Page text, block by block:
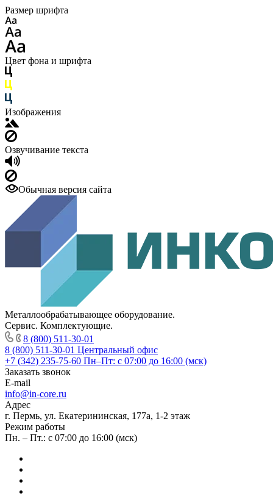
Размер шрифта
Цвет фона и шрифта
Изображения
Озвучивание текста
Обычная версия сайта
Металлообрабатывающее оборудование.
Сервис. Комплектующие.
8 (800) 511-30-01
8 (800) 511-30-01 Центральный офис
+7 (342) 235-75-60 Пн–Пт: с 07:00 до 16:00 (мск)
Заказать звонок
E-mail
info@in-core.ru
Адрес
г. Пермь, ул. ​Екатерининская, 177а, ​1-2 этаж
Режим работы
Пн. – Пт.: с 07:00 до 16:00 (мск)